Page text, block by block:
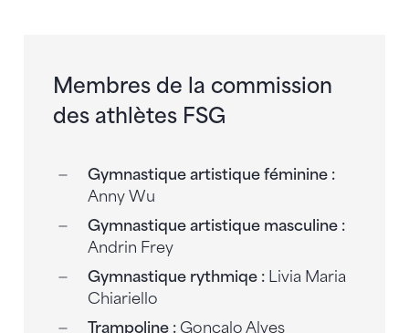
Membres de la commission
des athlètes FSG
Gymnastique artistique féminine :
Anny Wu
Gymnastique artistique masculine :
Andrin Frey
Gymnastique rythmiqe :
Livia Maria
Chiariello
Trampoline : Gonçalo Alves